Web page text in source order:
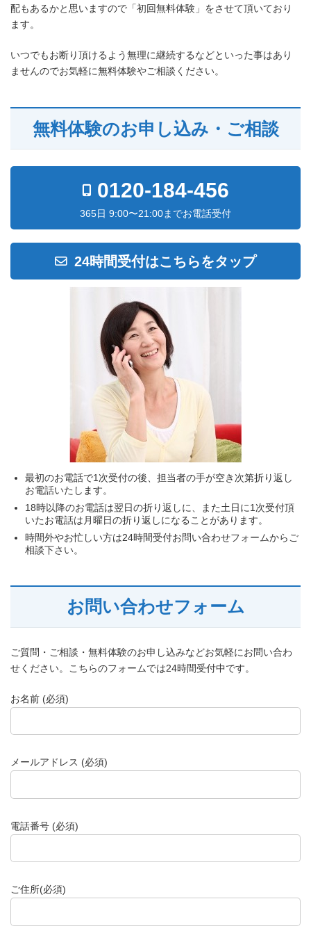
配もあるかと思いますので「初回無料体験」をさせて頂いており
ます。
いつでもお断り頂けるよう無理に継続するなどといった事はあり
ませんのでお気軽に無料体験やご相談ください。
無料体験のお申し込み・ご相談
0120-184-456
365日 9:00〜21:00までお電話受付
24時間受付はこちらをタップ
最初のお電話で1次受付の後、担当者の手が空き次第折り返し
お電話いたします。
18時以降のお電話は翌日の折り返しに、また土日に1次受付頂
いたお電話は月曜日の折り返しになることがあります。
時間外やお忙しい方は24時間受付お問い合わせフォームからご
相談下さい。
お問い合わせフォーム
ご質問・ご相談・無料体験のお申し込みなどお気軽にお問い合わ
せください。こちらのフォームでは24時間受付中です。
お名前 (必須)
メールアドレス (必須)
電話番号 (必須)
ご住所(必須)